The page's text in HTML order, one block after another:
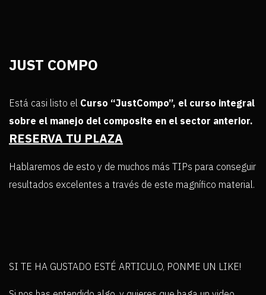
JUST COMPO
Está casi listo el Curso “JustCompo”, el curso integral
sobre el manejo del composite en el sector anterior.
RESERVA TU PLAZA
Hablaremos de esto y de muchos más TIPs para conseguir
resultados excelentes a través de este magnífico material.
SI TE HA GUSTADO ESTÉ ARTICULO, PONME UN LIKE!